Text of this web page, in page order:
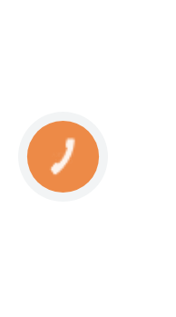
КНОПКА
СВЯЗИ